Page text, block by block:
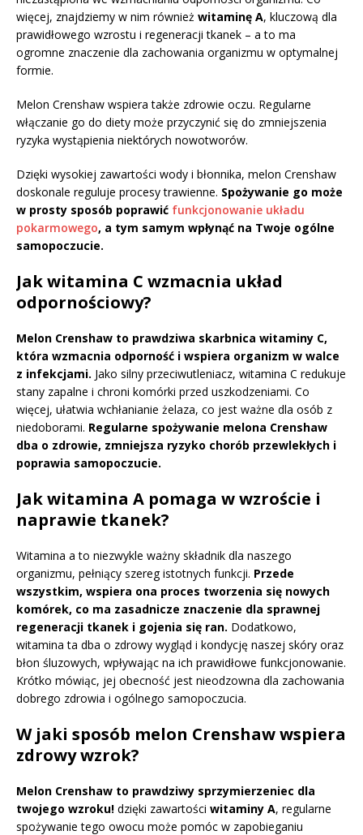
więcej, znajdziemy w nim również witaminę A, kluczową dla
prawidłowego wzrostu i regeneracji tkanek – a to ma
ogromne znaczenie dla zachowania organizmu w optymalnej
formie.
Melon Crenshaw wspiera także zdrowie oczu. Regularne
włączanie go do diety może przyczynić się do zmniejszenia
ryzyka wystąpienia niektórych nowotworów.
Dzięki wysokiej zawartości wody i błonnika, melon Crenshaw
doskonale reguluje procesy trawienne. Spożywanie go może
w prosty sposób poprawić funkcjonowanie układu
pokarmowego, a tym samym wpłynąć na Twoje ogólne
samopoczucie.
Jak witamina C wzmacnia układ
odpornościowy?
Melon Crenshaw to prawdziwa skarbnica witaminy C,
która wzmacnia odporność i wspiera organizm w walce
z infekcjami. Jako silny przeciwutleniacz, witamina C redukuje
stany zapalne i chroni komórki przed uszkodzeniami. Co
więcej, ułatwia wchłanianie żelaza, co jest ważne dla osób z
niedoborami. Regularne spożywanie melona Crenshaw
dba o zdrowie, zmniejsza ryzyko chorób przewlekłych i
poprawia samopoczucie.
Jak witamina A pomaga w wzroście i
naprawie tkanek?
Witamina a to niezwykle ważny składnik dla naszego
organizmu, pełniący szereg istotnych funkcji. Przede
wszystkim, wspiera ona proces tworzenia się nowych
komórek, co ma zasadnicze znaczenie dla sprawnej
regeneracji tkanek i gojenia się ran. Dodatkowo,
witamina ta dba o zdrowy wygląd i kondycję naszej skóry oraz
błon śluzowych, wpływając na ich prawidłowe funkcjonowanie.
Krótko mówiąc, jej obecność jest nieodzowna dla zachowania
dobrego zdrowia i ogólnego samopoczucia.
W jaki sposób melon Crenshaw wspiera
zdrowy wzrok?
Melon Crenshaw to prawdziwy sprzymierzeniec dla
twojego wzroku! dzięki zawartości witaminy A, regularne
spożywanie tego owocu może pomóc w zapobieganiu